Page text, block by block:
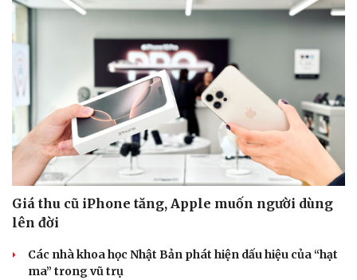
Giá thu cũ iPhone tăng, Apple muốn người dùng
lên đời
Các nhà khoa học Nhật Bản phát hiện dấu hiệu của “hạt
ma” trong vũ trụ